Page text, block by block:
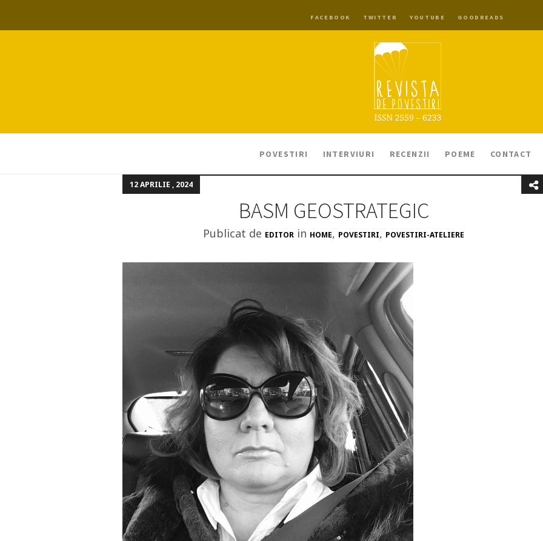
FACEBOOK TWITTER YOUTUBE GOODREADS
POVESTIRI INTERVIURI RECENZII POEME CONTACT
12 APRILIE , 2024
BASM GEOSTRATEGIC
Publicat de EDITOR in HOME, POVESTIRI, POVESTIRI-ATELIERE